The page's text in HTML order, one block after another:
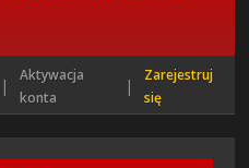
|
Aktywacja
konta
|
Zarejestruj
się